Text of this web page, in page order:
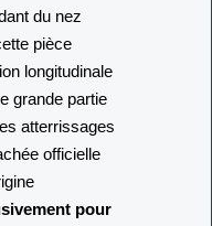
du nez
pièce
longitudinale
grande partie
atterrissages
officielle
pour